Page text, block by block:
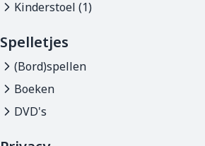
Kinderstoel (1)
Spelletjes
(Bord)spellen
Boeken
DVD's